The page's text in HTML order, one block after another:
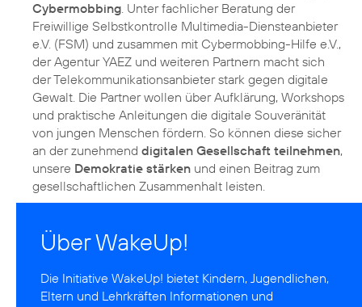
Cybermobbing. Unter fachlicher Beratung der
Freiwillige Selbstkontrolle Multimedia-Diensteanbieter
e.V. (FSM) und zusammen mit Cybermobbing-Hilfe e.V.,
der Agentur YAEZ und weiteren Partnern macht sich
der Telekommunikationsanbieter stark gegen digitale
Gewalt. Die Partner wollen über Aufklärung, Workshops
und praktische Anleitungen die digitale Souveränität
von jungen Menschen fördern. So können diese sicher
an der zunehmend digitalen Gesellschaft teilnehmen,
unsere Demokratie stärken und einen Beitrag zum
gesellschaftlichen Zusammenhalt leisten.
Über WakeUp!
Die Initiative WakeUp! bietet Kindern, Jugendlichen,
Eltern und Lehrkräften Informationen und